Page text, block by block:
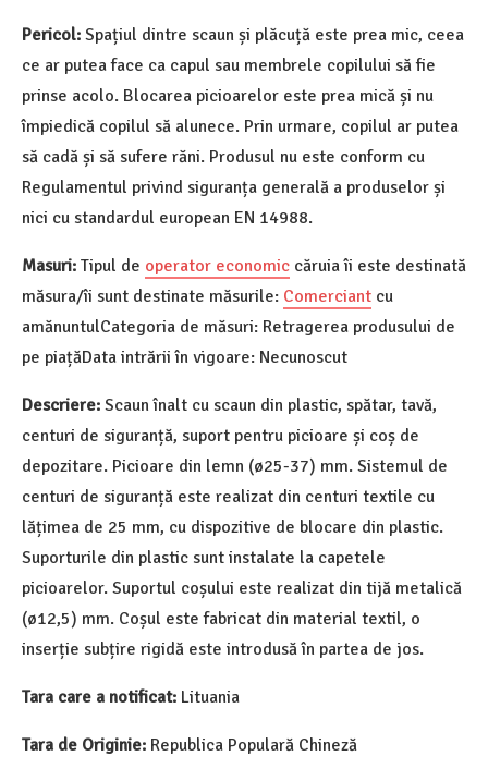
Pericol: Spațiul dintre scaun și plăcuță este prea mic, ceea
ce ar putea face ca capul sau membrele copilului să fie
prinse acolo. Blocarea picioarelor este prea mică și nu
împiedică copilul să alunece. Prin urmare, copilul ar putea
să cadă și să sufere răni. Produsul nu este conform cu
Regulamentul privind siguranța generală a produselor și
nici cu standardul european EN 14988.
Masuri: Tipul de operator economic căruia îi este destinată
măsura/îi sunt destinate măsurile: Comerciant cu
amănuntulCategoria de măsuri: Retragerea produsului de
pe piațăData intrării în vigoare: Necunoscut
Descriere: Scaun înalt cu scaun din plastic, spătar, tavă,
centuri de siguranță, suport pentru picioare și coș de
depozitare. Picioare din lemn (ø25-37) mm. Sistemul de
centuri de siguranță este realizat din centuri textile cu
lățimea de 25 mm, cu dispozitive de blocare din plastic.
Suporturile din plastic sunt instalate la capetele
picioarelor. Suportul coșului este realizat din tijă metalică
(ø12,5) mm. Coșul este fabricat din material textil, o
inserție subțire rigidă este introdusă în partea de jos.
Tara care a notificat: Lituania
Tara de Originie: Republica Populară Chineză